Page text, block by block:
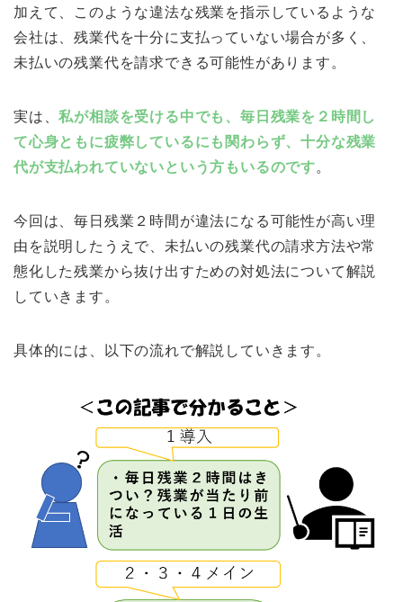
加えて、このような違法な残業を指示しているような
会社は、残業代を十分に支払っていない場合が多く、
未払いの残業代を請求できる可能性があります。
実は、私が相談を受ける中でも、毎日残業を２時間し
て心身ともに疲弊しているにも関わらず、十分な残業
代が支払われていないという方もいるのです。
今回は、毎日残業２時間が違法になる可能性が高い理
由を説明したうえで、未払いの残業代の請求方法や常
態化した残業から抜け出すための対処法について解説
していきます。
具体的には、以下の流れで解説していきます。